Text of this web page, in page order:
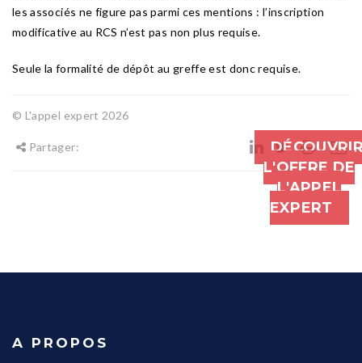
les associés ne figure pas parmi ces mentions : l’inscription
modificative au RCS n’est pas non plus requise.
Seule la formalité de dépôt au greffe est donc requise.
© L'appel expert 2026
Partager:
L'OFFRE DE
L'APPEL
EXPERT
A PROPOS